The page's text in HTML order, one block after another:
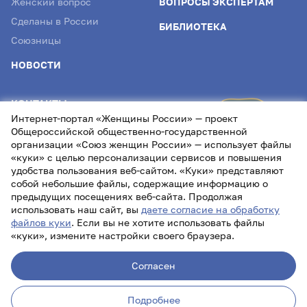
Сделаны в России
Союзницы
НОВОСТИ
БИБЛИОТЕКА
КОНТАКТЫ
info@womenofrussia.online
Лицензия СМИ Эл № ФС77- 87232 от 22.04.2024
Политика обработки персональных данных
ПроектСоюза женщин России
16+ INDEXIS
Интернет-портал «Женщины России» — проект
Общероссийской общественно-государственной
организации «Союз женщин России» — использует файлы
«куки» с целью персонализации сервисов и повышения
удобства пользования веб-сайтом. «Куки» представляют
собой небольшие файлы, содержащие информацию о
предыдущих посещениях веб-сайта. Продолжая
использовать наш сайт, вы даете согласие на обработку
файлов куки. Если вы не хотите использовать файлы
«куки», измените настройки своего браузера.
Подробнее
Согласен